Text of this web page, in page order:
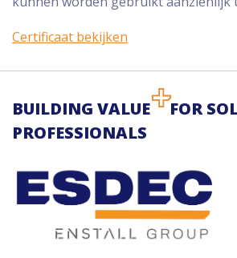
Certificaat bekijken
BUILDING VALUE
FOR
PROFESSIONALS